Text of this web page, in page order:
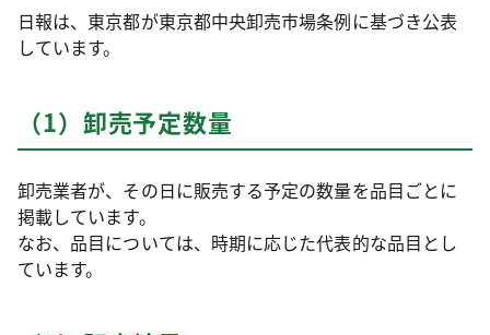
日報は、東京都が東京都中央卸売市場条例に基づき公表
しています。
（1）卸売予定数量
卸売業者が、その日に販売する予定の数量を品目ごとに
掲載しています。
なお、品目については、時期に応じた代表的な品目とし
ています。